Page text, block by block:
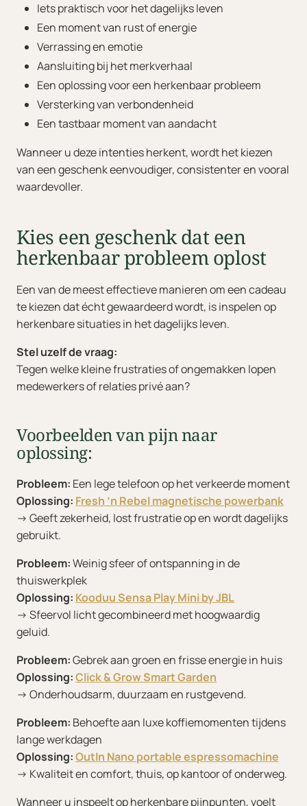
Iets praktisch voor het dagelijks leven
Een moment van rust of energie
Verrassing en emotie
Aansluiting bij het merkverhaal
Een oplossing voor een herkenbaar probleem
Versterking van verbondenheid
Een tastbaar moment van aandacht
Wanneer u deze intenties herkent, wordt het kiezen
van een geschenk eenvoudiger, consistenter en vooral
waardevoller.
Kies een geschenk dat een
herkenbaar probleem oplost
Een van de meest effectieve manieren om een cadeau
te kiezen dat écht gewaardeerd wordt, is inspelen op
herkenbare situaties in het dagelijks leven.
Stel uzelf de vraag:
Tegen welke kleine frustraties of ongemakken lopen
medewerkers of relaties privé aan?
Voorbeelden van pijn naar
oplossing:
Probleem: Een lege telefoon op het verkeerde moment
Oplossing: Fresh ’n Rebel magnetische powerbank
→ Geeft zekerheid, lost frustratie op en wordt dagelijks
gebruikt.
Probleem:Weinig sfeer of ontspanning in de
thuiswerkplek
Oplossing: Kooduu Sensa Play Mini by JBL
→ Sfeervol licht gecombineerd met hoogwaardig
geluid.
Probleem:Gebrek aan groen en frisse energie in huis
Oplossing:Click & Grow Smart Garden
→ Onderhoudsarm, duurzaam en rustgevend.
Probleem: Behoefte aan luxe koffiemomenten tijdens
lange werkdagen
Oplossing:OutIn Nano portable espressomachine
→ Kwaliteit en comfort, thuis, op kantoor of onderweg.
Wanneer u inspeelt op herkenbare pijnpunten, voelt